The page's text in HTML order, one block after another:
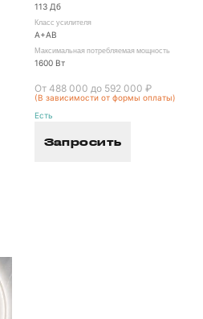
113 Дб
Класс усилителя
А+AB
Максимальная потребляемая мощность
1600 Вт
От 488 000 до 592 000 ₽
(В зависимости от формы оплаты)
Есть
Запросить